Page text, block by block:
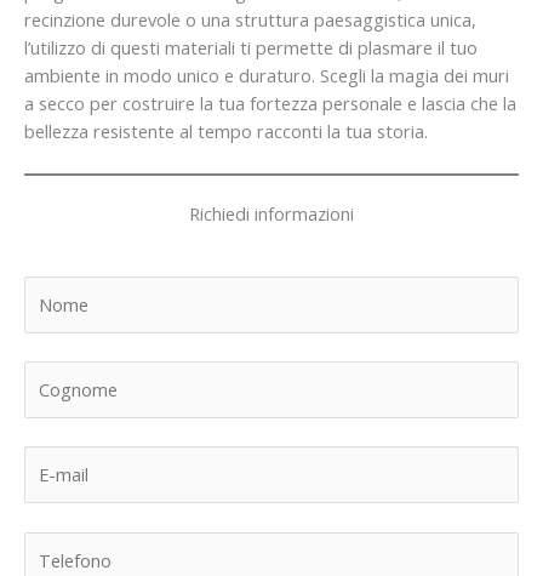
recinzione durevole o una struttura paesaggistica unica,
l’utilizzo di questi materiali ti permette di plasmare il tuo
ambiente in modo unico e duraturo. Scegli la magia dei muri
a secco per costruire la tua fortezza personale e lascia che la
bellezza resistente al tempo racconti la tua storia.
Richiedi informazioni